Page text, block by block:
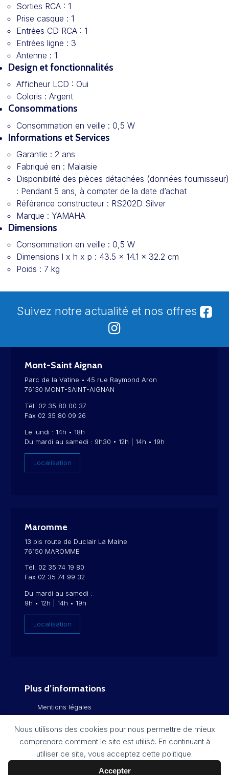
Nous utilisons des cookies pour nous permettre de mieux
comprendre comment le site est utilisé. En continuant à
utiliser ce site, vous acceptez cette politique.
Accepter
Sorties RCA : 1
Prise casque : 1
Entrées CD RCA : 1
Entrées ligne : 3
Antenne : 1
Design et fonctionnalités
Afficheur LCD : Oui
Coloris : Argent
Consommations
Consommation en veille : 0,5 W
Informations et Services
Garantie : 2 ans
Fabriqué en : Malaisie
Disponibilité des pièces détachées (données fournisseur)
: Pendant 5 ans, à compter de la date d’achat
Référence constructeur : RS202D Silver
Marque : YAMAHA
Dimensions
Consommation en veille : 0,5 W
Dimensions l x h x p : 43.5 x 14.1 x 32.2 cm
Poids : 7 kg
Suivez notre actualité et nos offres
Mont-Saint Aignan
Parc de la Vatine • 45 rue Raymond Aron
76130 MONT-SAINT-AIGNAN
Tél. 02 35 80 00 37
Fax 02 35 80 09 26
Le lundi : 14h • 18h
Du mardi au samedi : 9h30 • 12h | 14h • 19h
Localisation
Maromme
13 bis route de Duclair La Maine
76150 MAROMME
Tél. 02 35 74 19 80
Fax 02 35 74 99 32
Du mardi au samedi :
9h • 12h | 14h • 19h
Localisation
Plus d’informations
Mentions légales
Politique de confidentialité
Flux RSS
Plan du site